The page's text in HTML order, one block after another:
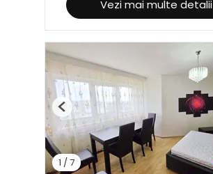
Vezi mai multe detalii
1 /7
Previous